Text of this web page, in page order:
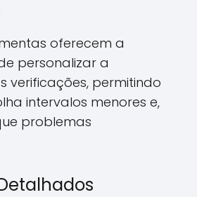
oferecem a
personalizar a
verificações, permitindo
intervalos menores e,
problemas